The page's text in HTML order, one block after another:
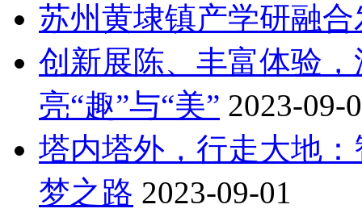
苏州黄埭镇产学研融
创新展陈、丰富体验
亮“趣”与“美” 2023-09-
塔内塔外，行走大地
梦之路 2023-09-01